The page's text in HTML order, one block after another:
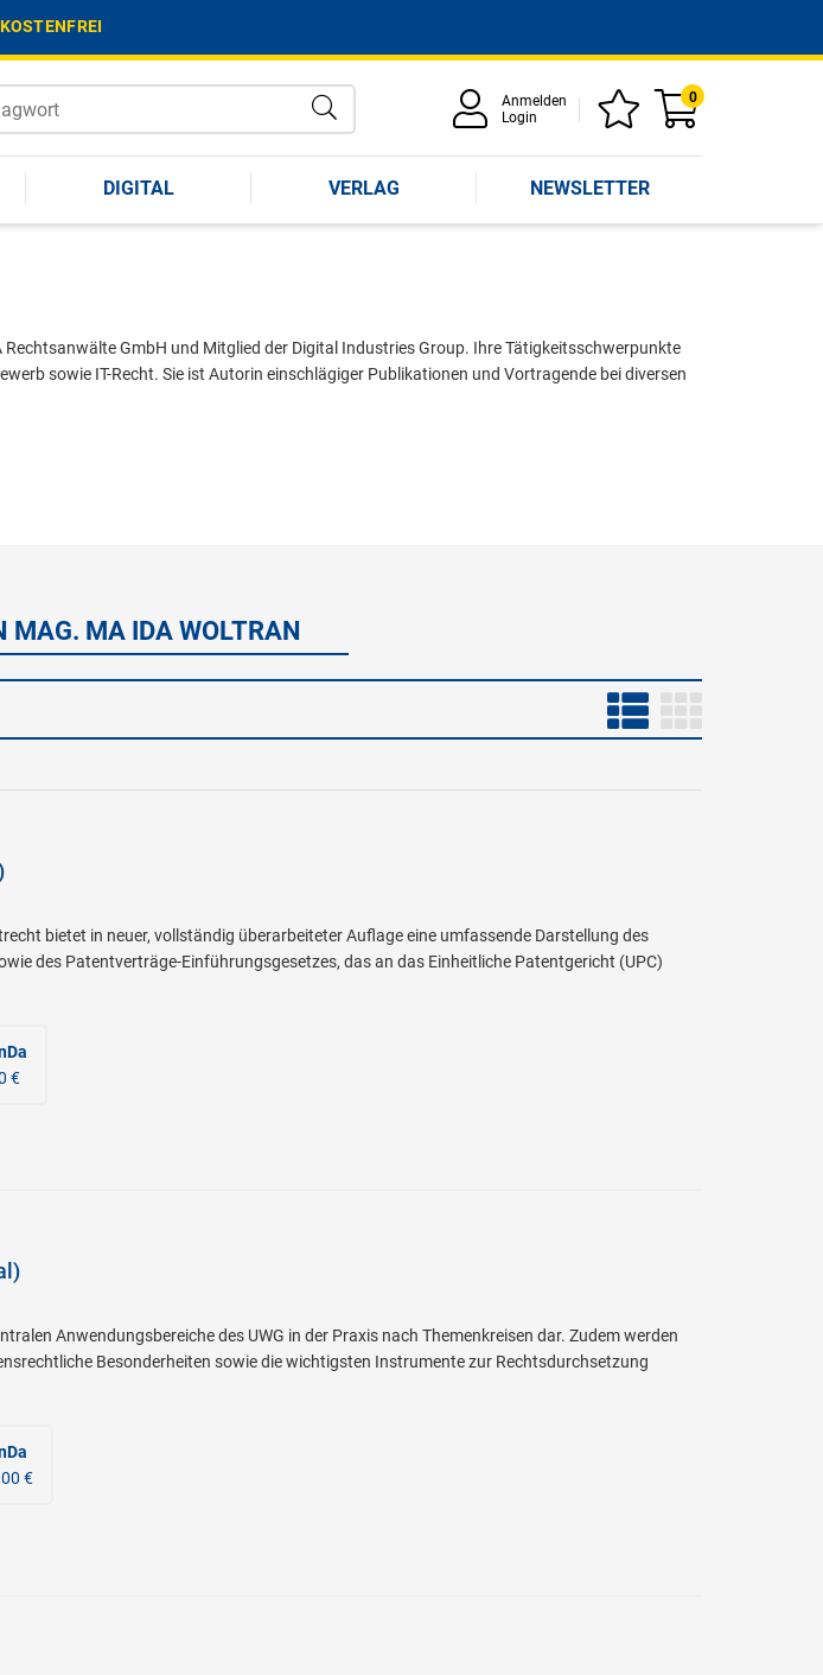
Anmelden
Login
0
DIGITAL VERLAG NEWSLETTER
GmbH und Mitglied der Digital Industries Group. Ihre Tätigkeitsschwerpunkte
sowie IT-Recht. Sie ist Autorin einschlägiger Publikationen und Vortragende bei diversen
MAG. MA IDA WOLTRAN
bietet in neuer, vollständig überarbeiteter Auflage eine umfassende Darstellung des
des Patentverträge-Einführungsgesetzes, das an das Einheitliche Patentgericht (UPC)
€
Anwendungsbereiche des UWG in der Praxis nach Themenkreisen dar. Zudem werden
Besonderheiten sowie die wichtigsten Instrumente zur Rechtsdurchsetzung
€